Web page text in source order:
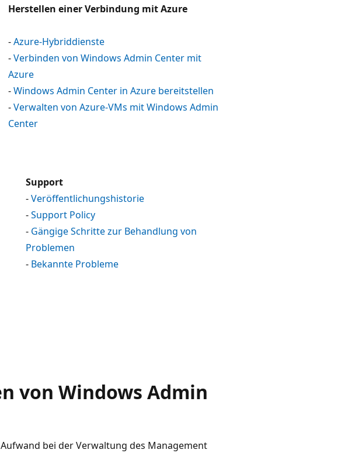
Herstellen einer Verbindung mit Azure
-Azure-Hybriddienste
-Verbinden von Windows Admin Center mit
Azure
-Windows Admin Center in Azure bereitstellen
-Verwalten von Azure-VMs mit Windows Admin
Center
Support
-Veröffentlichungshistorie
-Support Policy
- Gängige Schritte zur Behandlung von
Problemen
- Bekannte Probleme
von Windows Admin
bei der Verwaltung des Management